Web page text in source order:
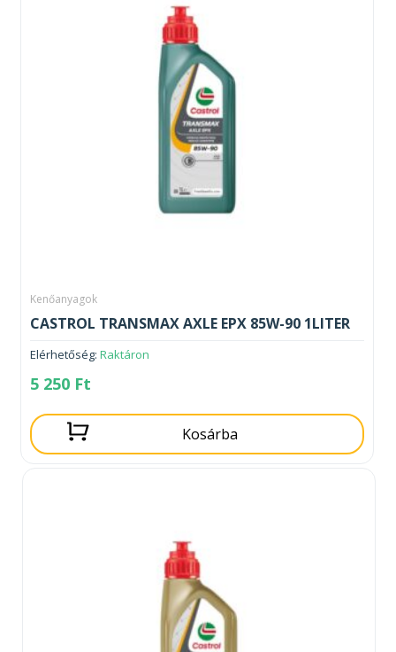
Kenőanyagok
CASTROL TRANSMAX AXLE EPX 85W-90 1LITER
Elérhetőség: Raktáron
5 250 Ft
Kosárba